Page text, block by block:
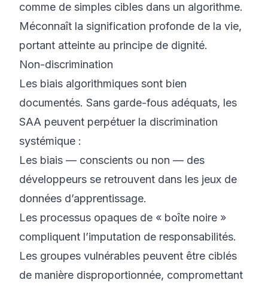
comme de simples cibles dans un algorithme.
Méconnaît la signification profonde de la vie,
portant atteinte au principe de dignité.
Non-discrimination
Les biais algorithmiques sont bien
documentés. Sans garde-fous adéquats, les
SAA peuvent perpétuer la discrimination
systémique :
Les biais — conscients ou non — des
développeurs se retrouvent dans les jeux de
données d’apprentissage.
Les processus opaques de « boîte noire »
compliquent l’imputation de responsabilités.
Les groupes vulnérables peuvent être ciblés
de manière disproportionnée, compromettant